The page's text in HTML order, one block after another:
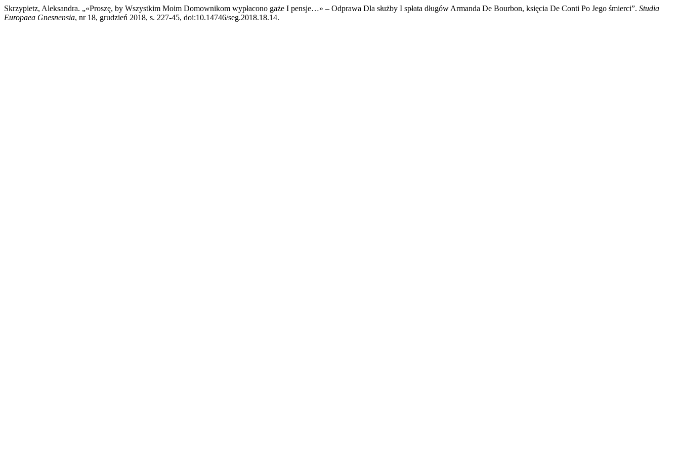
Skrzypietz, Aleksandra. „«Proszę, by Wszystkim Moim Domownikom wypłacono gaże I pensje…» – Odprawa Dla służby I spłata długów Armanda De Bourbon, księcia De Conti Po Jego śmierci”. Studia
Europaea Gnesnensia, nr 18, grudzień 2018, s. 227-45, doi:10.14746/seg.2018.18.14.